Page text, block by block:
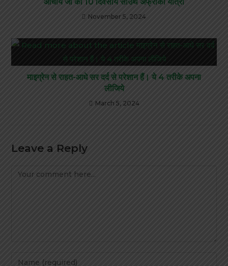
November 5, 2024
माइग्रेन से राहत-आधे सर दर्द से परेशान हैं। ये 4 तरीके अपना
लीजिये
March 5, 2024
Leave a Reply